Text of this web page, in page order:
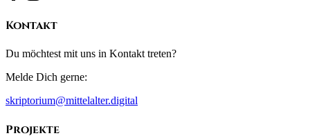
Kontakt
Du möchtest mit uns in Kontakt treten?
Melde Dich gerne:
skriptorium@mittelalter.digital
Projekte